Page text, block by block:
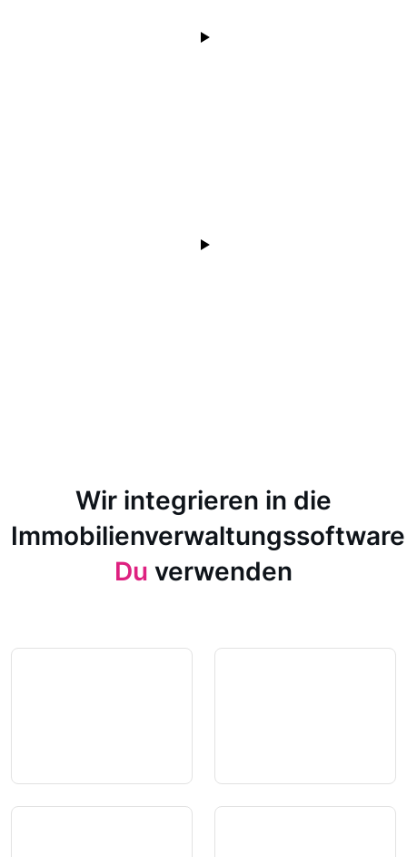
Wir integrieren in die
Immobilienverwaltungssoftware
Du verwenden